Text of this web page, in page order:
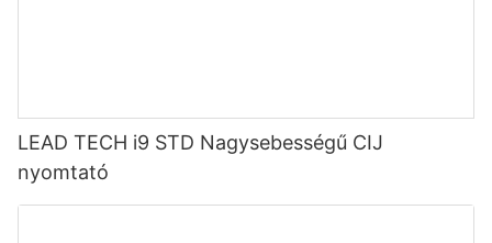
LEAD TECH i9 STD Nagysebességű CIJ
nyomtató